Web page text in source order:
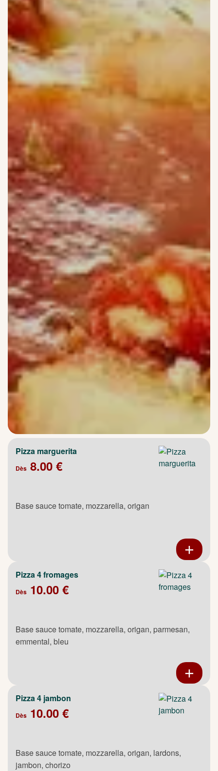
Pizza marguerita
Dès 8.00 €
Base sauce tomate, mozzarella, origan
Pizza 4 fromages
Dès 10.00 €
Base sauce tomate, mozzarella, origan, parmesan,
emmental, bleu
Pizza 4 jambon
Dès 10.00 €
Base sauce tomate, mozzarella, origan, lardons,
jambon, chorizo